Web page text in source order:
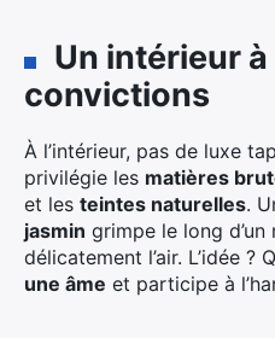
Un intérieur à
convictions
À l’intérieur, pas de luxe
privilégie les matières
et les teintes naturelles.
jasmin grimpe le long
délicatement l’air. L’idée ?
une âme et participe à